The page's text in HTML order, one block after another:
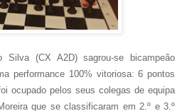
Silva (CX A2D) sagrou-se bicampeão
performance 100% vitoriosa: 6 pontos
ocupado pelos seus colegas de equipa
que se classificaram em 2.º e 3.º